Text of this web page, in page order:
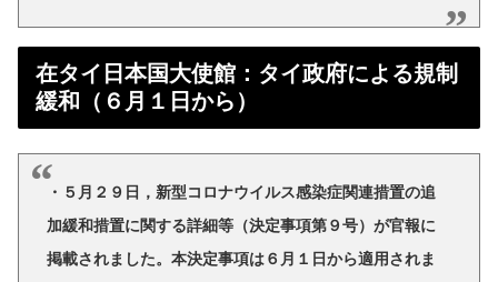
在タイ日本国大使館：タイ政府による規制
緩和（６月１日から）
・５月２９日，新型コロナウイルス感染症関連措置の追
加緩和措置に関する詳細等（決定事項第９号）が官報に
掲載されました。本決定事項は６月１日から適用されま